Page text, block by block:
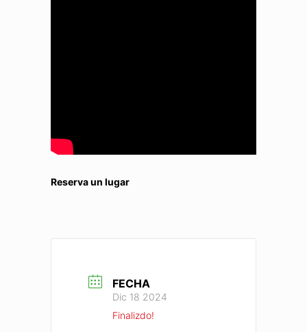
Reserva un lugar
FECHA
Dic 18 2024
Finalizdo!